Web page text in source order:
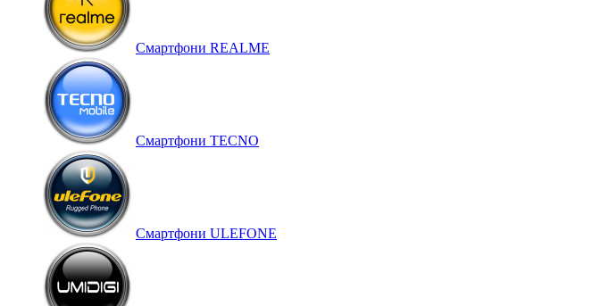
Смартфони REALME
Смартфони TECNO
Смартфони ULEFONE